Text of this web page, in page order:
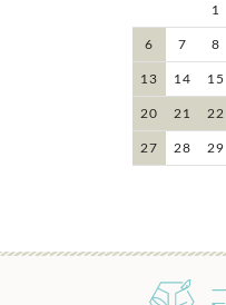
1
6 7 8
13 14 15
20 21 22
27 28 29